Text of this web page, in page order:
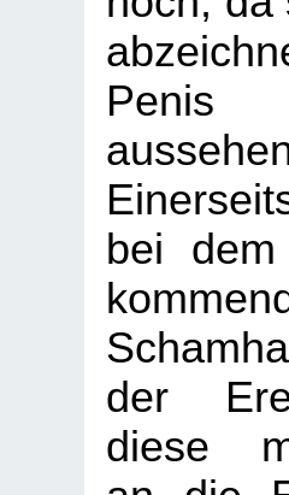
Penis
bei
der
diese